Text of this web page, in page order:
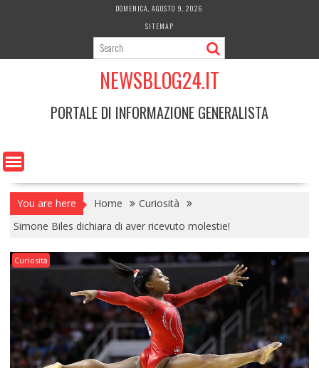
DOMENICA, AGOSTO 9, 2026
SITEMAP
NEWSBLOG24.IT
PORTALE DI INFORMAZIONE GENERALISTA
You are here Home
Curiosità
Simone Biles dichiara di aver ricevuto molestie!
Curiosità